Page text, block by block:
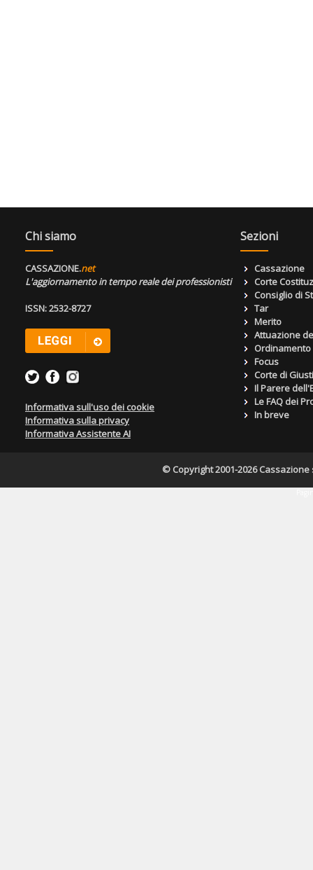
Chi siamo
CASSAZIONE.net
L'aggiornamento in tempo reale dei professionisti
ISSN: 2532-8727
Informativa sull'uso dei cookie
Informativa sulla privacy
Informativa Assistente AI
Sezioni
Cassazione
Corte
Consiglio di
Tar
Merito
Attuazione
Focus
Corte di
Il Parere
Le FAQ dei
In breve
© Copyright 2001-2026 Cassazione